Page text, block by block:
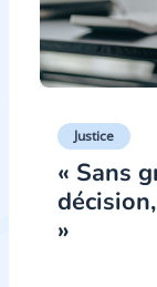
Justice
« Sans
»